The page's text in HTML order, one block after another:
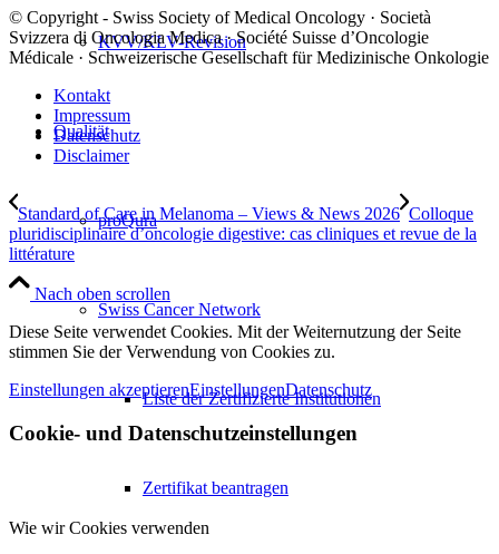
KVV/KLV-Revision
Qualität
proQura
Swiss Cancer Network
Liste der Zertifizierte Institutionen
Zertifikat beantragen
© Copyright - Swiss Society of Medical Oncology · Società
Svizzera di Oncologia Medica · Société Suisse d’Oncologie
Médicale · Schweizerische Gesellschaft für Medizinische Onkologie
Kontakt
Impressum
Datenschutz
Disclaimer
Standard of Care in Melanoma – Views & News 2026 Colloque
pluridisciplinaire d’oncologie digestive: cas cliniques et revue de la
littérature
Nach oben scrollen
Diese Seite verwendet Cookies. Mit der Weiternutzung der Seite
stimmen Sie der Verwendung von Cookies zu.
Einstellungen akzeptierenEinstellungenDatenschutz
Cookie- und Datenschutzeinstellungen
Wie wir Cookies verwenden